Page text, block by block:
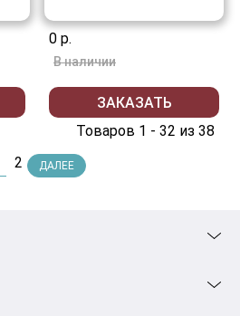
0 р.
В наличии
ЗАКАЗАТЬ
2 ДАЛЕЕ
Товаров 1 - 32 из 38